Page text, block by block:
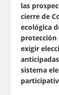
las
cierre de
ecológica
protección
exigir
sistema